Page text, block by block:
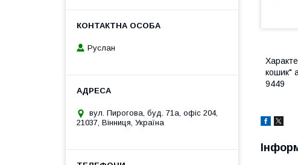
кошик"
9449
Руслан
вул. Пирогова, буд. 71а, офіс 204,
21037, Вінниця, Україна